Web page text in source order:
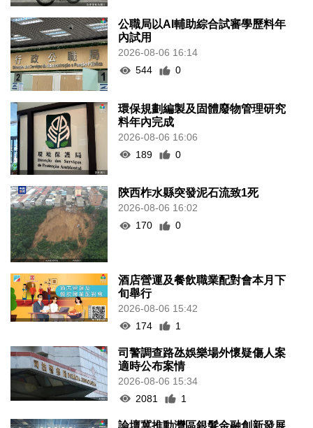
公職局以AI輔助綜合試審學歷料年
內試用
2026-08-06 16:14
544
0
環保規劃編製及固體廢物管理研究
料年內完成
2026-08-06 16:06
189
0
陝西柞水縣突發泥石流致1死
2026-08-06 16:02
170
0
酒店營運及餐飲職業配對會本月下
旬舉行
2026-08-06 15:42
174
1
司警調查路氹娛樂場外懷疑傷人案
適時公布案情
2026-08-06 15:34
2081
1
論壇冀推動灣區銀髮金融創新發展